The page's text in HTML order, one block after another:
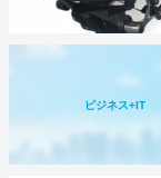
ビジネス+IT